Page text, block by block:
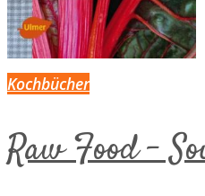
Kochbücher
Raw Food –